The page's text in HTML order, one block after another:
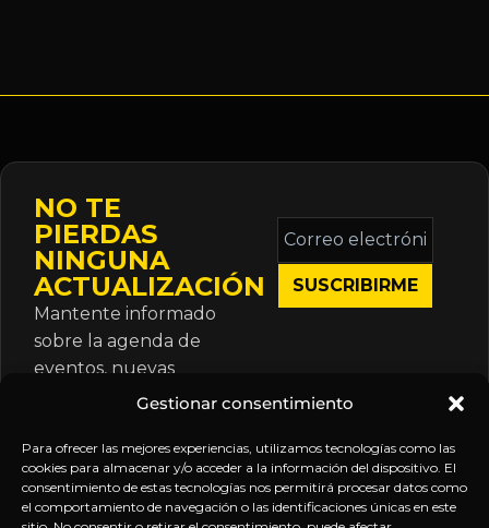
Gestionar consentimiento
Para ofrecer las mejores experiencias, utilizamos tecnologías como las
cookies para almacenar y/o acceder a la información del dispositivo. El
consentimiento de estas tecnologías nos permitirá procesar datos como
el comportamiento de navegación o las identificaciones únicas en este
NO TE
PIERDAS
NINGUNA
ACTUALIZACIÓN
Mantente informado
sobre la agenda de
eventos, nuevas
publicaciones y
suscripción.
Correo
electrónico
*